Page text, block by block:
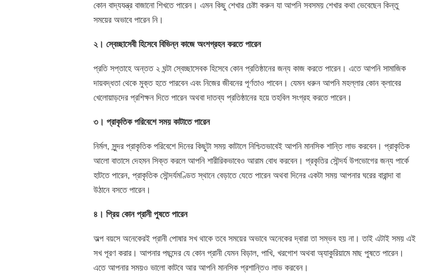
কোন বাদ্যযন্ত্র বাজানো শিখতে পারেন। এমন কিছু শেখার চেষ্টা করুন যা আপনি সবসময় শেখার কথা ভেবেছেন কিন্তু
সময়ের অভাবে পারেন নি।
২। স্বেচ্ছাসেবী হিসেবে বিভিন্ন কাজে অংশগ্রহন করতে পারেন
প্রতি সপ্তাহে অন্তত ২ ঘন্টা স্বেচ্ছাসেবক হিসেবে কোন প্রতিষ্ঠানের জন্য কাজ করতে পারেন। এতে আপনি সামাজিক
দায়বদ্ধতা থেকে মুক্ত হতে পারবেন এবং নিজের জীবনের পূর্ণতাও পাবেন। যেমন ধরুন আপনি মহল্লার কোন ক্লাবের
খেলোয়াড়দের প্রশিক্ষন দিতে পারেন অথবা দাতব্য প্রতিষ্ঠানের হয়ে তহবিল সংগ্রহ করতে পারেন।
৩। প্রাকৃতিক পরিবেশে সময় কাটাতে পারেন
নির্মল, সুন্দর প্রাকৃতিক পরিবেশে দিনের কিছুটা সময় কাটালে নিশ্চিতভাবেই আপনি মানসিক শান্তি লাভ করবেন। প্রাকৃতিক
আলো বাতাসে দেহমন সিক্ত করলে আপনি শারীরিকভাবেও আরাম বোধ করবেন। প্রকৃতির সৌন্দর্য উপভোগের জন্য পার্কে
হাটতে পারেন, প্রাকৃতিক সৌন্দর্যমণ্ডিত স্থানে বেড়াতে যেতে পারেন অথবা দিনের একটা সময় আপনার ঘরের বারান্দা বা
উঠানে বসতে পারেন।
৪। প্রিয় কোন প্রানী পুষতে পারেন
অল্প বয়সে অনেকেরই প্রানী পোষার সখ থাকে তবে সময়ের অভাবে অনেকের দ্বারা তা সম্ভব হয় না। তাই এটাই সময় এই
সখ পূরণ করার। আপনার পছন্দের যে কোন প্রানী যেমন বিড়াল, পাখি, খরগোশ অথবা অ্যাকুরিয়ামে মাছ পুষতে পারেন।
এতে আপনার সময়ও ভালো কাটবে আর আপনি মানসিক প্রশান্তিও লাভ করবেন।